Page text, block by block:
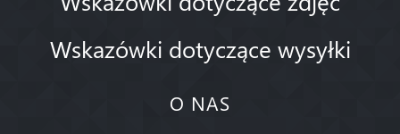
Wskazówki dotyczące wysyłki
O NAS